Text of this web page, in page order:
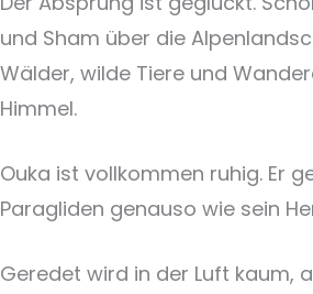
und Sham über die
Wälder, wilde Tiere und
Himmel.
Ouka ist vollkommen ruhig. Er
Paragliden genauso wie sein
Geredet wird in der Luft kaum,